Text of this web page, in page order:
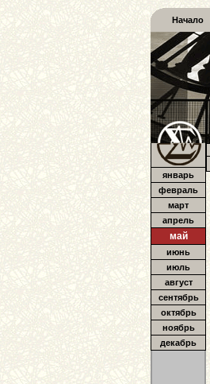
Начало
январь
февраль
март
апрель
май
июнь
июль
август
сентябрь
октябрь
ноябрь
декабрь